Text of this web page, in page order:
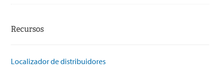
Recursos
Localizador de distribuidores